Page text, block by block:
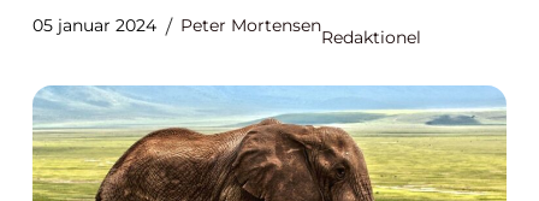
05 januar 2024 Peter Mortensen
Redaktionel